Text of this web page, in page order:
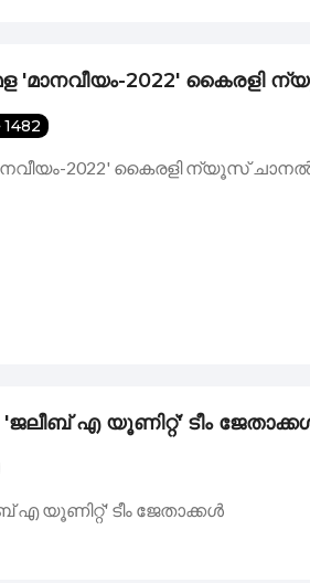
സനൽ കുമാറിന് കുവൈറ്റ്‌
'മാനവീയം-2022'
1482
2022' കൈരളി ന്യൂസ്
എ യൂണിറ്റ്' ടീം
എ യൂണിറ്റ്' ടീം ജേതാക്കൾ